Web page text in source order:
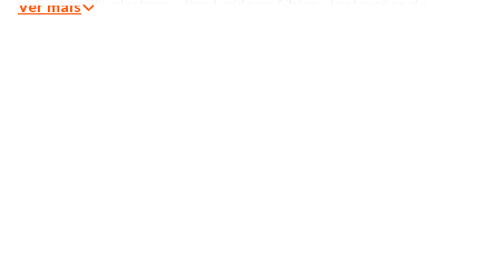
poliéster, 8% elastano - Produzido na China - Instruções de
Ver mais